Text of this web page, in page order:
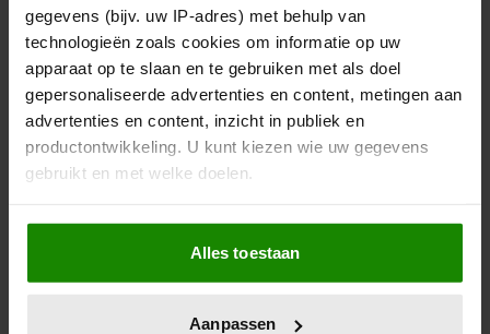
gegevens (bijv. uw IP-adres) met behulp van
technologieën zoals cookies om informatie op uw
apparaat op te slaan en te gebruiken met als doel
gepersonaliseerde advertenties en content, metingen aan
advertenties en content, inzicht in publiek en
productontwikkeling. U kunt kiezen wie uw gegevens
gebruikt en met welke doelen.
Als u het toestaat, willen we ook graag:
Informatie verzamelen over uw geografische
locatie, die tot een paar meter nauwkeurig kan zijn
Alles toestaan
Aanpassen